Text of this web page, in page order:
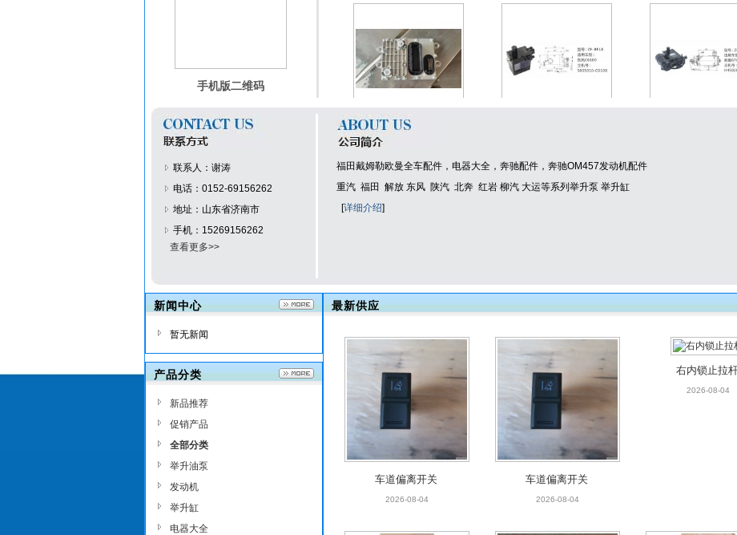
手机版二维码
奔驰OM457发动机 电脑
控制模块A0084460040/
东风C6100举升油泵500
欧曼GTL（手-电
WG9525820142
820031
解放DC010（五
升油泵5001150-
奔驰OM457发动机 电脑
控制模块A0084460040/
001
东风C6100举升油泵500
5010-C6100
联系人：谢涛
电话：0152-69156262
地址：山东省济南市
手机：15269156262
查看更多>>
福田戴姆勒欧曼全车配件，电器大全，奔驰配件，奔驰OM457发动机配件
重汽 福田 解放 东风 陕汽 北奔 红岩 柳汽 大运等系列举升泵 举升缸
[详细介绍]
新闻中心
暂无新闻
产品分类
新品推荐
促销产品
全部分类
举升油泵
发动机
举升缸
电器大全
最新供应
车道偏离开关
2026-08-04
车道偏离开关
2026-08-04
右内锁止拉
2026-08-04